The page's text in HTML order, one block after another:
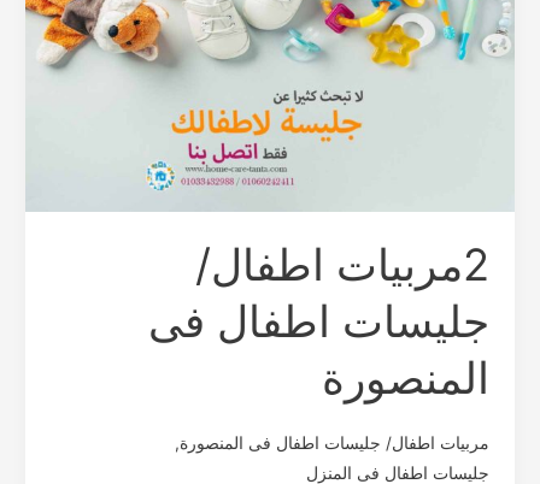
2مربيات اطفال/
جليسات اطفال فى
المنصورة
مربيات اطفال/ جليسات اطفال فى المنصورة,
جليسات اطفال فى المنزل
جليسات
اطفال